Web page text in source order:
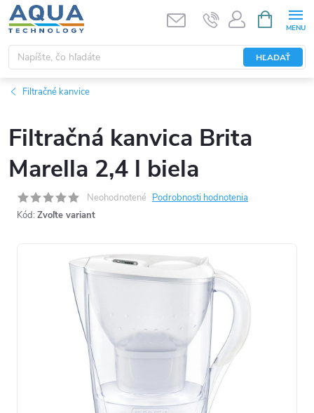
Prejsť
na
obsah
HĽADAŤ
KOŠÍK
Filtračné kanvice
Filtračná kanvica Brita
Marella 2,4 l biela
Neohodnotené Podrobnosti hodnotenia
Kód: Zvoľte variant